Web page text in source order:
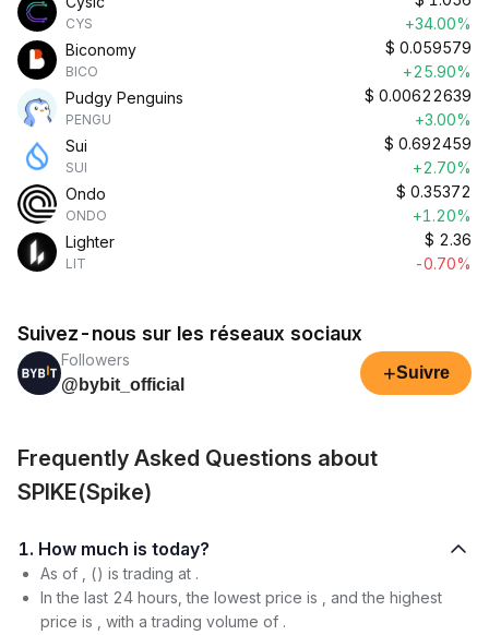
CYS
+34.00%
Biconomy
BICO
$ 0.059579
+25.90%
Pudgy Penguins
PENGU
$ 0.00622639
+3.00%
Sui
SUI
$ 0.692459
+2.70%
Ondo
ONDO
$ 0.35372
+1.20%
Lighter
LIT
$ 2.36
-0.70%
Suivez-nous sur les réseaux sociaux
Followers
@bybit_official
+Suivre
Frequently Asked Questions about
SPIKE(Spike)
1. How much is today?
As of , () is trading at .
In the last 24 hours, the lowest price is , and the highest
price is , with a trading volume of .